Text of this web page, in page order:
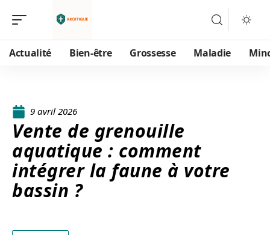
Actualité Bien-être Grossesse Maladie
9 avril 2026
Vente de grenouille
aquatique : comment
intégrer la faune à votre
bassin ?